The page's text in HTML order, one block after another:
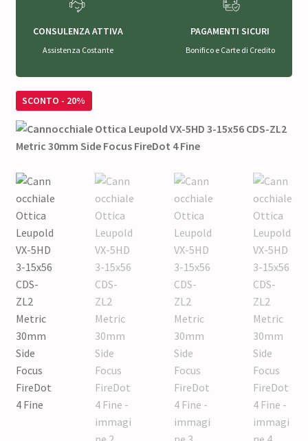
CONSULENZA ATTIVA
Assistenza Costante
PAGAMENTI SICURI
Bonifico e Carte di Credito
SCONTO - 20%